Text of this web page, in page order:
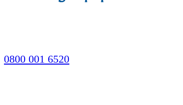
0800 001 6520